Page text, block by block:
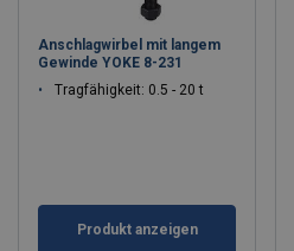
Anschlagwirbel mit langem
Gewinde YOKE 8-231
Tragfähigkeit: 0.5 - 20 t
Produkt anzeigen